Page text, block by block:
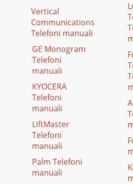
Vertical
Communications
Telefoni manuali
GE Monogram
Telefoni
manuali
KYOCERA
Telefoni
manuali
LiftMaster
Telefoni
manuali
Palm Telefoni
manuali